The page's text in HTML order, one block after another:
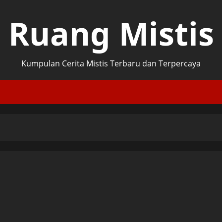
Ruang Mistis
Kumpulan Cerita Mistis Terbaru dan Terpercaya